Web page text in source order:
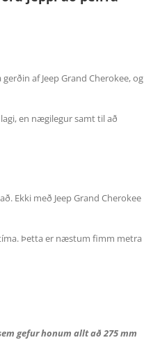
af Jeep Grand Cherokee, og
en nægilegur samt til að
Ekki með Jeep Grand Cherokee
Þetta er næstum fimm metra
gefur honum allt að 275 mm